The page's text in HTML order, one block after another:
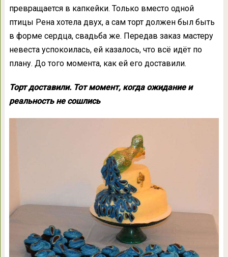
превращается в капкейки. Только вместо одной
птицы Рена хотела двух, а сам торт должен был быть
в форме сердца, свадьба же. Передав заказ мастеру
невеста успокоилась, ей казалось, что всё идёт по
плану. До того момента, как ей его доставили.
Торт доставили. Тот момент, когда ожидание и
реальность не сошлись